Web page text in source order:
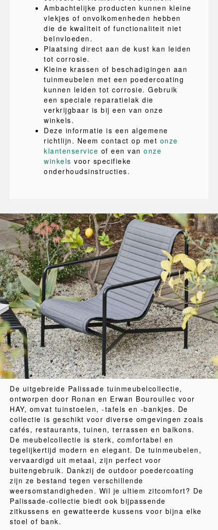
Ambachtelijke producten kunnen kleine
vlekjes of onvolkomenheden hebben
die de kwaliteit of functionaliteit niet
beïnvloeden.
Plaatsing direct aan de kust kan leiden
tot corrosie.
Kleine krassen of beschadigingen aan
tuinmeubelen met een poedercoating
kunnen leiden tot corrosie. Gebruik
een speciale reparatielak die
verkrijgbaar is bij een van onze
winkels.
Deze informatie is een algemene
richtlijn. Neem contact op met onze
klantenservice of een van onze
winkels voor specifieke
onderhoudsinstructies.
De uitgebreide Palissade tuinmeubelcollectie,
ontworpen door Ronan en Erwan Bouroullec voor
HAY, omvat tuinstoelen, -tafels en -bankjes. De
collectie is geschikt voor diverse omgevingen zoals
cafés, restaurants, tuinen, terrassen en balkons.
De meubelcollectie is sterk, comfortabel en
tegelijkertijd modern en elegant. De tuinmeubelen,
vervaardigd uit metaal, zijn perfect voor
buitengebruik. Dankzij de outdoor poedercoating
zijn ze bestand tegen verschillende
weersomstandigheden. Wil je ultiem zitcomfort? De
Palissade-collectie biedt ook bijpassende
zitkussens en gewatteerde kussens voor bijna elke
stoel of bank.